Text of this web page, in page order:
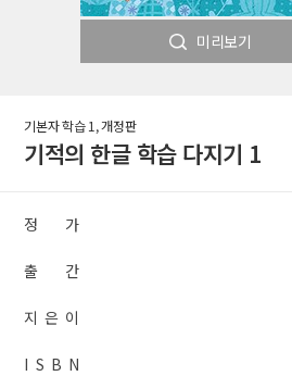
미리보기
기본자 학습 1, 개정판
기적의 한글 학습 다지기 1
정 가
출 간
지 은 이
I S B N